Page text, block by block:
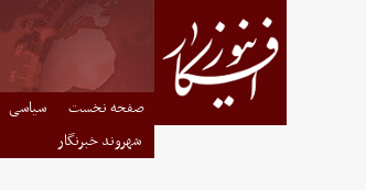
صفحه نخست سیاسی
شهروند خبرنگار